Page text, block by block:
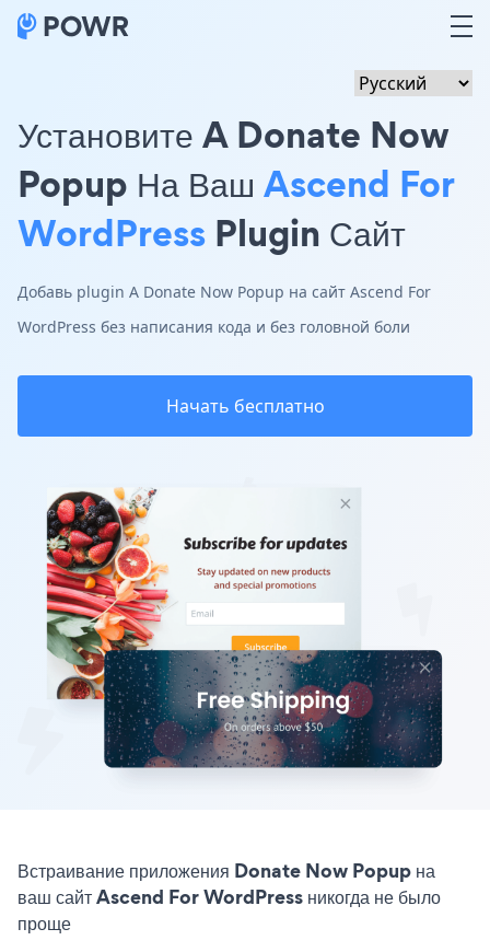
Установите A Donate Now
Popup На Ваш Ascend For
WordPress Plugin Сайт
Добавь plugin A Donate Now Popup на сайт Ascend For
WordPress без написания кода и без головной боли
Начать бесплатно
Встраивание приложения Donate Now Popup на
ваш сайт Ascend For WordPress никогда не было
проще